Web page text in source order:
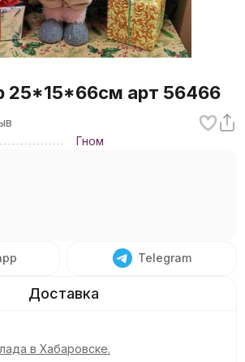
25*15*66см арт 56466
Гном
Telegram
в Хабаровске.